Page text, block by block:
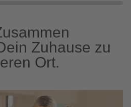
Zuhause zu
Ort.